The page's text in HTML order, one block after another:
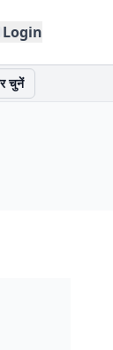
Login
चुनें